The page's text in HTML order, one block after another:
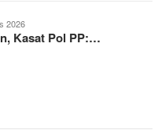
2026
Kasat Pol PP:…